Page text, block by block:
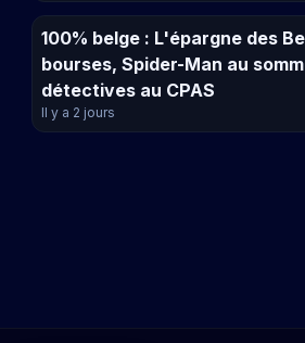
100% belge : L'épargne des
bourses, Spider-Man au
détectives au CPAS
Il y a 2 jours